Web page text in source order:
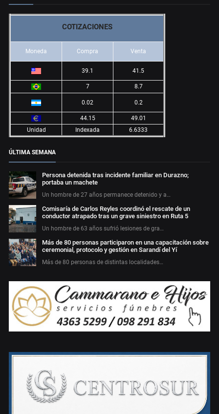
COTIZACIONES
Moneda Compra Venta
39.1 41.5
7 8.7
0.02 0.2
44.15
49.01
Unidad
Indexada 6.6333
ÚLTIMA SEMANA
Persona detenida tras incidente familiar en Durazno;
portaba un machete
Un hombre de 27 años permanece detenido y a…
Comisaría de Carlos Reyles coordinó el rescate de un
conductor atrapado tras un grave siniestro en Ruta 5
Un hombre de 63 años sufrió lesiones de gra…
Más de 80 personas participaron en una capacitación sobre
ceremonial, protocolo y gestión en Sarandí del Yí
Más de 80 personas de distintas localidades…